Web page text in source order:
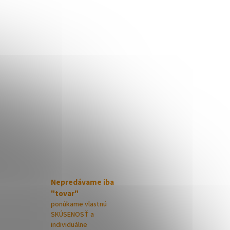
Nepredávame iba
"tovar"
ponúkame vlastnú
SKÚSENOSŤ a
individuálne